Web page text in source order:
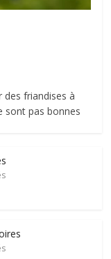
des friandises à
sont pas bonnes